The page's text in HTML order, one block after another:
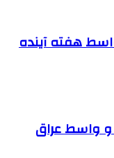
هفته آینده
و واسط عراق